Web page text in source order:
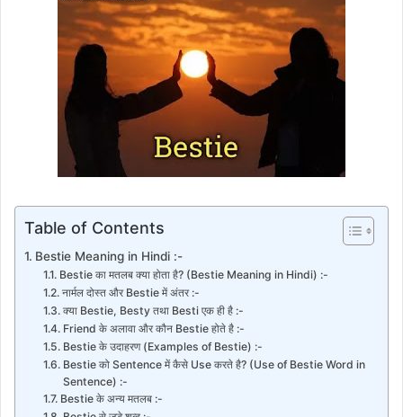
Table of Contents
Bestie Meaning in Hindi :-
Bestie का मतलब क्या होता है? (Bestie Meaning in Hindi) :-
नार्मल दोस्त और Bestie में अंतर :-
क्या Bestie, Besty तथा Besti एक ही है :-
Friend के अलावा और कौन Bestie होते है :-
Bestie के उदाहरण (Examples of Bestie) :-
Bestie को Sentence में कैसे Use करते है? (Use of Bestie Word in
Sentence) :-
Bestie के अन्य मतलब :-